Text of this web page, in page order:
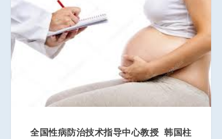
全国性病防治技术指导中心教授 韩国柱